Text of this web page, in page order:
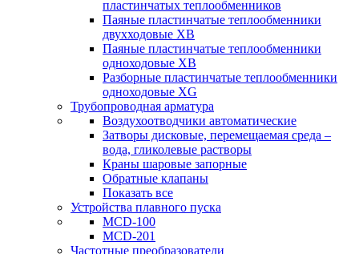
пластинчатых теплообменников
Паяные пластинчатые теплообменники
двухходовые XB
Паяные пластинчатые теплообменники
одноходовые ХВ
Разборные пластинчатые теплообменники
одноходовые ХG
Трубопроводная арматура
Воздухоотводчики автоматические
Затворы дисковые, перемещаемая среда –
вода, гликолевые растворы
Краны шаровые запорные
Обратные клапаны
Показать все
Устройства плавного пуска
MCD-100
MCD-201
Частотные преобразователи